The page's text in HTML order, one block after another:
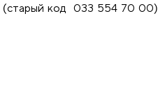
(старый код 033 554 70 00)